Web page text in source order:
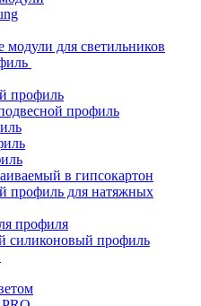
модули для светильников
профиль
профиль
в гипсокартон
профиль для натяжных
профиля
силиконовый профиль